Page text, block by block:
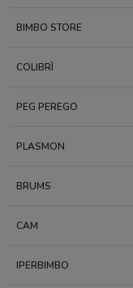
BIMBO STORE
COLIBRÌ
PEG PEREGO
PLASMON
BRUMS
CAM
IPERBIMBO